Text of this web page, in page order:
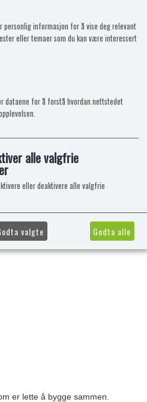
er lette å bygge sammen.
personlig informasjon for å vise deg relevant
eller temaer som du kan være interessert
dataene for å forstå hvordan nettstedet
alle valgfrie
eller deaktivere alle valgfrie
valgte Godta alle